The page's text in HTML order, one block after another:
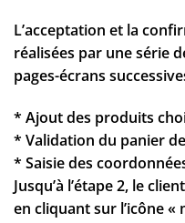
L’acceptation et la
réalisées par une série
pages-écrans
* Ajout des produits
* Validation du panier
* Saisie des
Jusqu’à l’étape 2, le
en cliquant sur l’icône